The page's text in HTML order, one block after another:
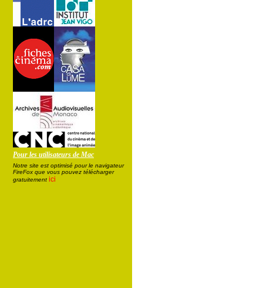
Pour les utilisateurs de Mac
Notre site est optimisé pour le navigateur
FireFox que vous pouvez télécharger
gratuitement ici